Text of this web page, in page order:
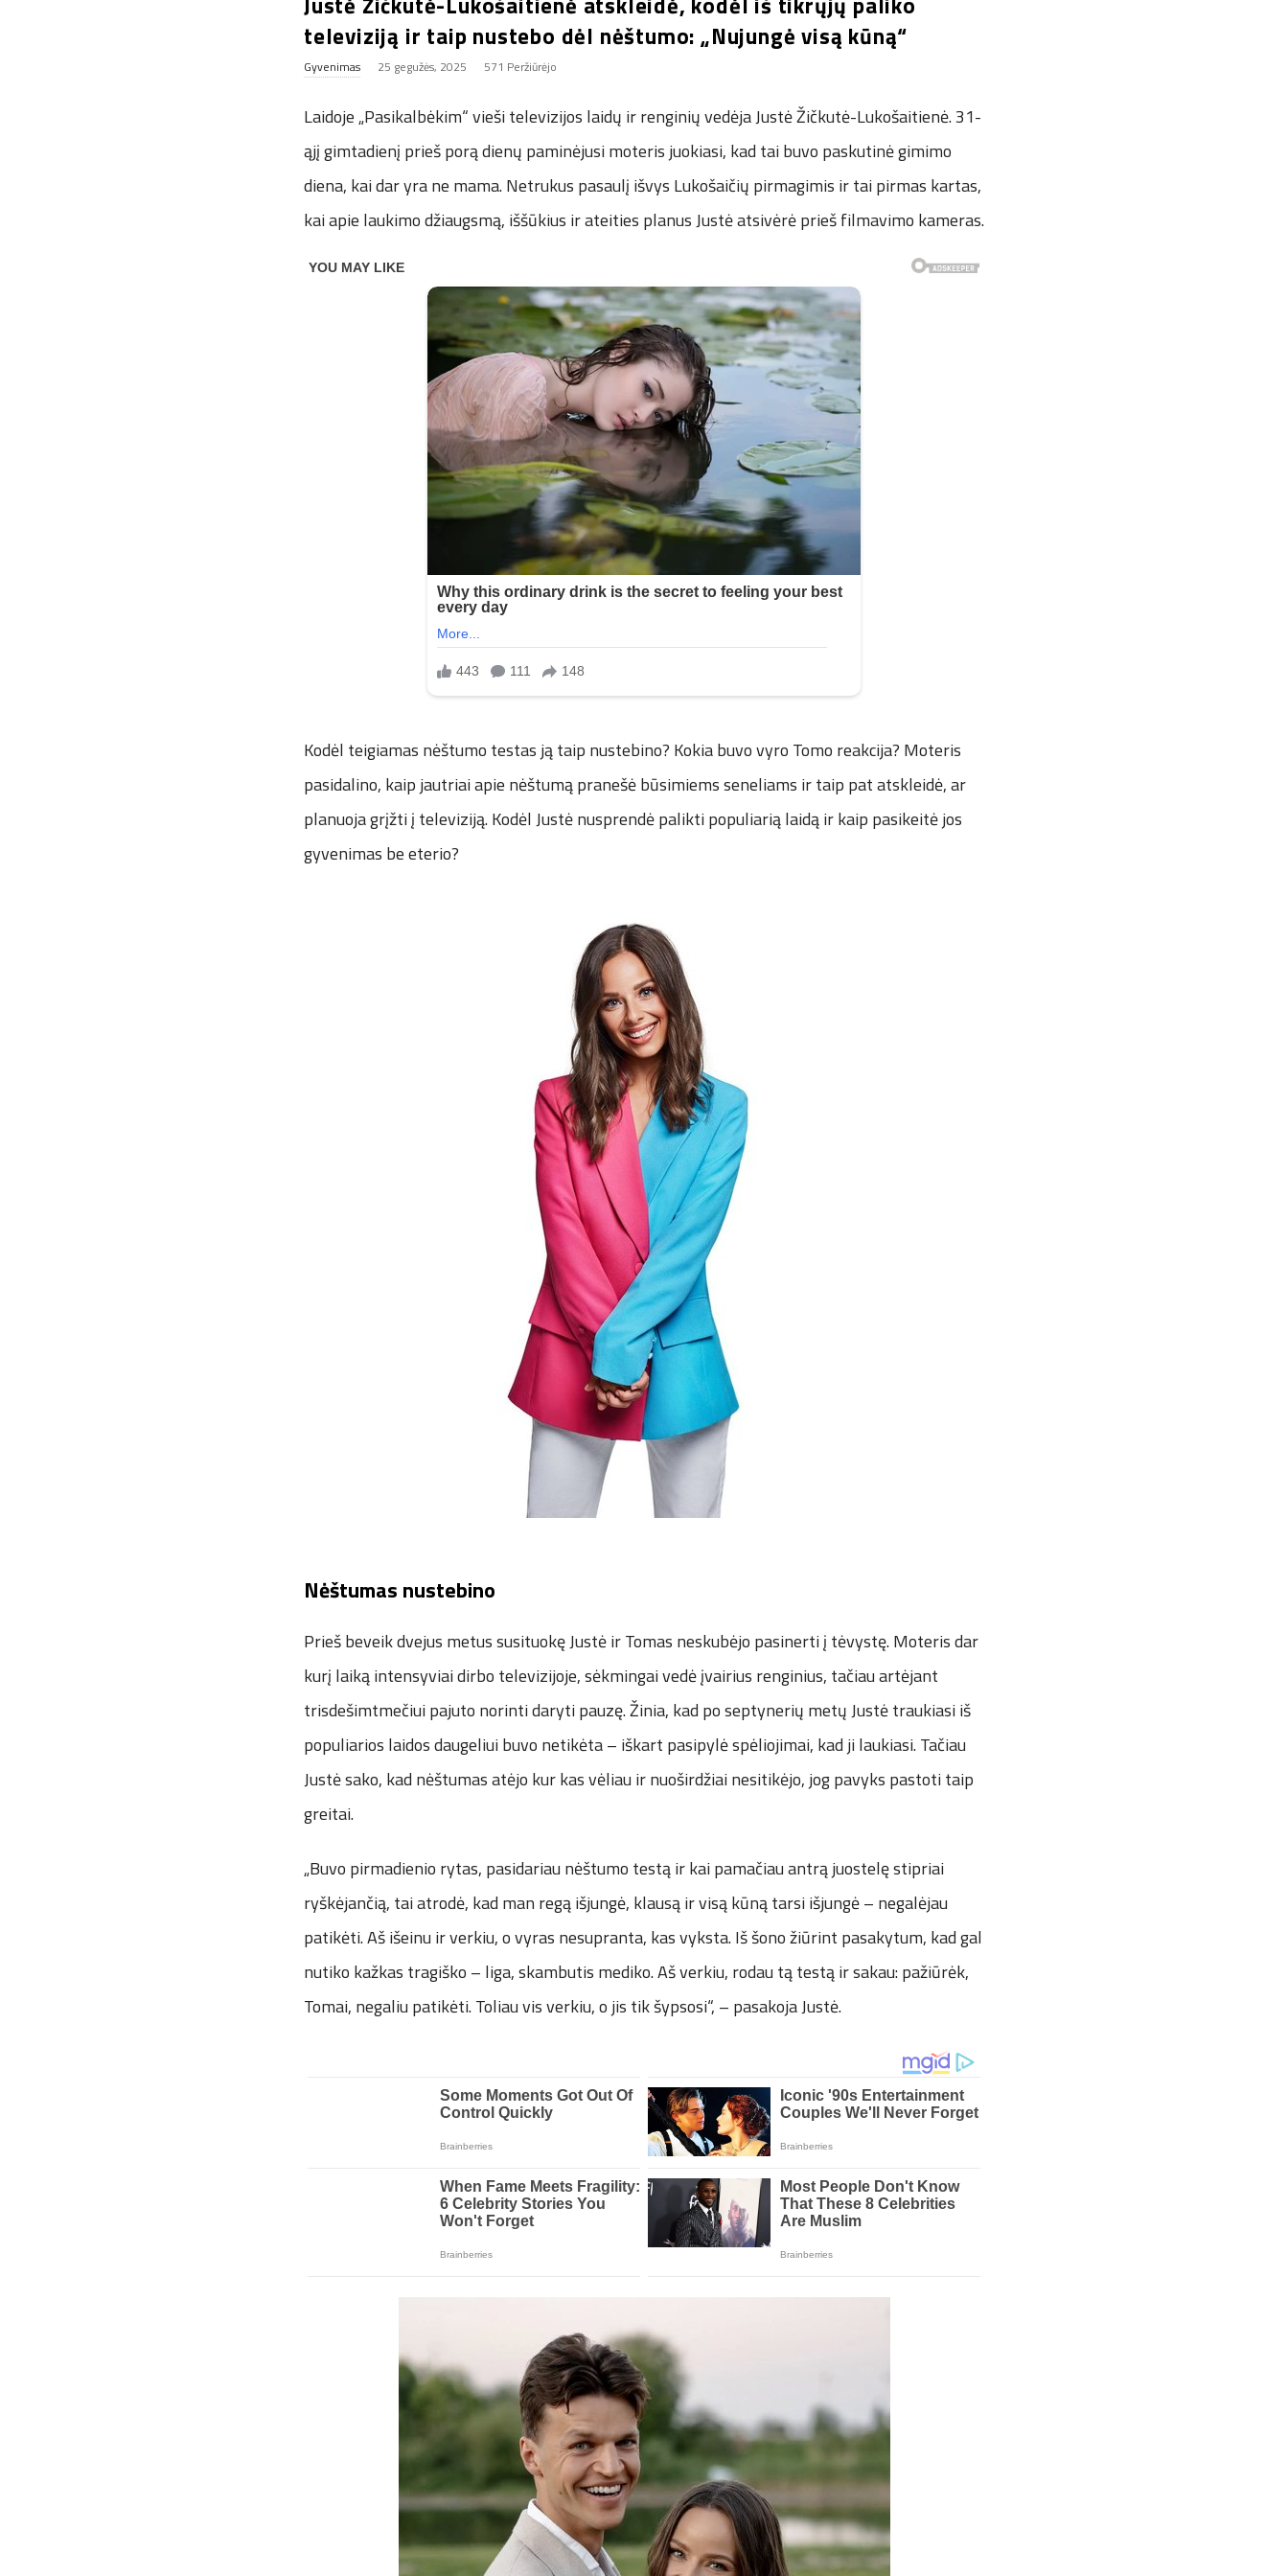
televiziją ir taip nustebo dėl nėštumo: „Nujungė visą kūną“
Gyvenimas 25 gegužės, 2025 571 Peržiūrėjo
Laidoje „Pasikalbėkim“ vieši televizijos laidų ir renginių vedėja Justė Žičkutė-Lukošaitienė. 31-
ąjį gimtadienį prieš porą dienų paminėjusi moteris juokiasi, kad tai buvo paskutinė gimimo
diena, kai dar yra ne mama. Netrukus pasaulį išvys Lukošaičių pirmagimis ir tai pirmas kartas,
kai apie laukimo džiaugsmą, iššūkius ir ateities planus Justė atsivėrė prieš filmavimo kameras.
Kodėl teigiamas nėštumo testas ją taip nustebino? Kokia buvo vyro Tomo reakcija? Moteris
pasidalino, kaip jautriai apie nėštumą pranešė būsimiems seneliams ir taip pat atskleidė, ar
planuoja grįžti į televiziją. Kodėl Justė nusprendė palikti populiarią laidą ir kaip pasikeitė jos
gyvenimas be eterio?
Nėštumas nustebino
Prieš beveik dvejus metus susituokę Justė ir Tomas neskubėjo pasinerti į tėvystę. Moteris dar
kurį laiką intensyviai dirbo televizijoje, sėkmingai vedė įvairius renginius, tačiau artėjant
trisdešimtmečiui pajuto norinti daryti pauzę. Žinia, kad po septynerių metų Justė traukiasi iš
populiarios laidos daugeliui buvo netikėta – iškart pasipylė spėliojimai, kad ji laukiasi. Tačiau
Justė sako, kad nėštumas atėjo kur kas vėliau ir nuoširdžiai nesitikėjo, jog pavyks pastoti taip
greitai.
„Buvo pirmadienio rytas, pasidariau nėštumo testą ir kai pamačiau antrą juostelę stipriai
ryškėjančią, tai atrodė, kad man regą išjungė, klausą ir visą kūną tarsi išjungė – negalėjau
patikėti. Aš išeinu ir verkiu, o vyras nesupranta, kas vyksta. Iš šono žiūrint pasakytum, kad gal
nutiko kažkas tragiško – liga, skambutis mediko. Aš verkiu, rodau tą testą ir sakau: pažiūrėk,
Tomai, negaliu patikėti. Toliau vis verkiu, o jis tik šypsosi“, – pasakoja Justė.